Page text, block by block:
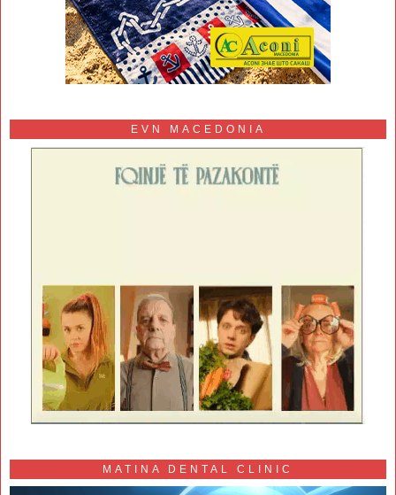
EVN MACEDONIA
MATINA DENTAL CLINIC